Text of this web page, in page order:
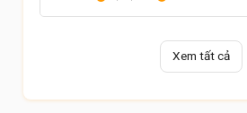
Xem tất cả